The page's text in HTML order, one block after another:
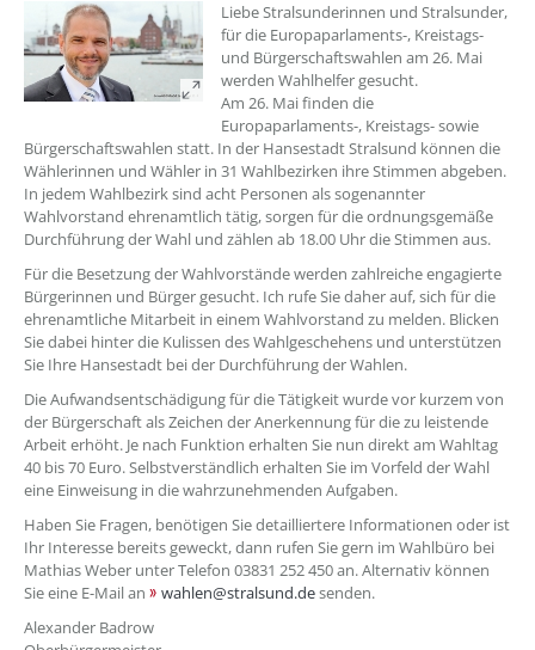
Liebe Stralsunderinnen und Stralsunder,
für die Europaparlaments-, Kreistags-
und Bürgerschaftswahlen am 26. Mai
werden Wahlhelfer gesucht.
Am 26. Mai finden die
Europaparlaments-, Kreistags- sowie
Bürgerschaftswahlen statt. In der Hansestadt Stralsund können die
Wählerinnen und Wähler in 31 Wahlbezirken ihre Stimmen abgeben.
In jedem Wahlbezirk sind acht Personen als sogenannter
Wahlvorstand ehrenamtlich tätig, sorgen für die ordnungsgemäße
Durchführung der Wahl und zählen ab 18.00 Uhr die Stimmen aus.
Für die Besetzung der Wahlvorstände werden zahlreiche engagierte
Bürgerinnen und Bürger gesucht. Ich rufe Sie daher auf, sich für die
ehrenamtliche Mitarbeit in einem Wahlvorstand zu melden. Blicken
Sie dabei hinter die Kulissen des Wahlgeschehens und unterstützen
Sie Ihre Hansestadt bei der Durchführung der Wahlen.
Die Aufwandsentschädigung für die Tätigkeit wurde vor kurzem von
der Bürgerschaft als Zeichen der Anerkennung für die zu leistende
Arbeit erhöht. Je nach Funktion erhalten Sie nun direkt am Wahltag
40 bis 70 Euro. Selbstverständlich erhalten Sie im Vorfeld der Wahl
eine Einweisung in die wahrzunehmenden Aufgaben.
Haben Sie Fragen, benötigen Sie detailliertere Informationen oder ist
Ihr Interesse bereits geweckt, dann rufen Sie gern im Wahlbüro bei
Mathias Weber unter Telefon 03831 252 450 an. Alternativ können
Sie eine E-Mail an
wahlen@stralsund.desenden.
Alexander Badrow